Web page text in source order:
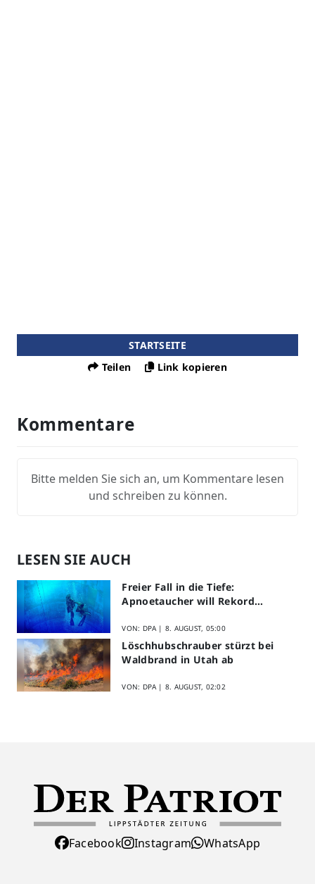
STARTSEITE
Teilen
Link kopieren
Kommentare
Bitte melden Sie sich an, um Kommentare lesen
und schreiben zu können.
LESEN SIE AUCH
Freier Fall in die Tiefe:
Apnoetaucher will Rekord
VON: DPA | 8. AUGUST, 05:00
Löschhubschrauber stürzt bei
Waldbrand in Utah ab
VON: DPA | 8. AUGUST, 02:02
Facebook Instagram WhatsApp